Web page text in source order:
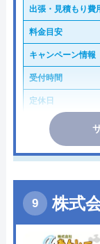
出張・見積もり費
料金目安
キャンペーン情報
受付時間
定休日
株式